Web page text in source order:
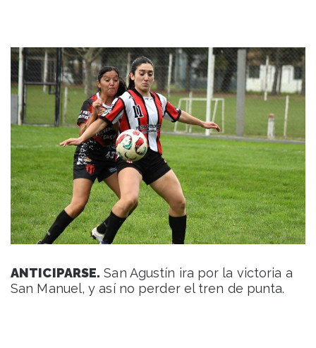
ANTICIPARSE. San Agustín ira por la victoria a
San Manuel, y así no perder el tren de punta.